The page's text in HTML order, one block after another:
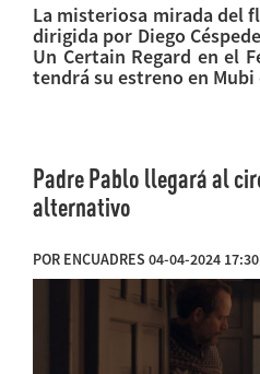
La misteriosa mirada del
dirigida por Diego
Un Certain Regard en el
tendrá su estreno en
Padre Pablo llegará al
alternativo
POR ENCUADRES 04-04-2024